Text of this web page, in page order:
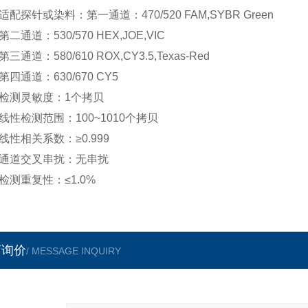
针或染料：第一通道：470/520 FAM,SYBR Green
道：530/570 HEX,JOE,VIC
道：580/610 ROX,CY3.5,Texas-Red
通道：630/670 CY5
灵敏度：1个拷贝
测范围：100~1010个拷贝
相关系数：≥0.999
交叉串扰：无串扰
重复性：≤1.0%
价/ MESSAGE INQUIRY